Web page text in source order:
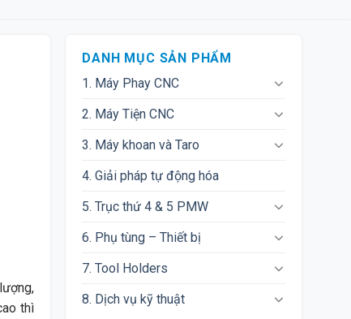
thì
DANH MỤC SẢN PHẨM
1. Máy Phay CNC
2. Máy Tiện CNC
3. Máy khoan và Taro
4. Giải pháp tự động hóa
5. Trục thứ 4 & 5 PMW
6. Phụ tùng – Thiết bị
7. Tool Holders
8. Dịch vụ kỹ thuật